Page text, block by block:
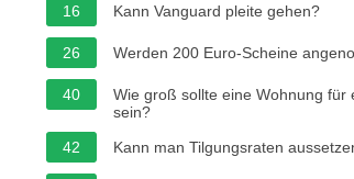
16 Kann Vanguard pleite gehen?
26 Werden 200 Euro-Scheine
40
Wie groß sollte eine Wohnung für
sein?
42
Kann man Tilgungsraten